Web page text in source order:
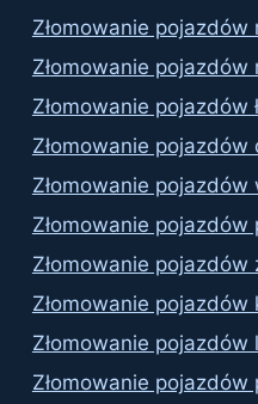
Złomowanie pojazdów
Złomowanie pojazdów
Złomowanie pojazdów
Złomowanie pojazdów
Złomowanie pojazdów
Złomowanie pojazdów
Złomowanie
Złomowanie
Złomowanie pojazdów
Złomowanie pojazdów